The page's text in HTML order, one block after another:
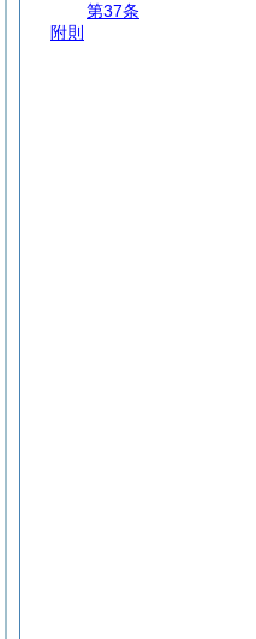
第37条
附則